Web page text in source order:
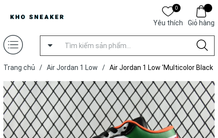
0
Yêu thích Giỏ hàng
Trang chủ / Air Jordan 1 Low / Air Jordan 1 Low 'Multicolor Black